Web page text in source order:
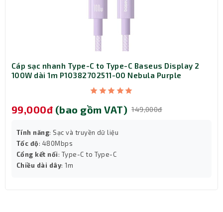
dõi có độ chính xác cao giúp bạn làm việc trên các bề
máy tính và mang đi cùng bạn. Ngoài ra, nút cuộn thông
minh của Chuột POP chuyển từ chế độ theo dõi có độ
những trang dài với một cú xoay.
Cáp sạc nhanh Type-C to Type-C Baseus Display 2
100W dài 1m P10382702511-00 Nebula Purple
99,000đ (bao gồm VAT) 149,000đ
Tính năng: Sạc và truyền dữ liệu
Tốc độ: 480Mbps
Cổng kết nối: Type-C to Type-C
Chiều dài dây: 1m